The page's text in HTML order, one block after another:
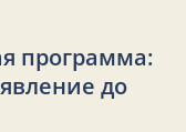
программа:
до